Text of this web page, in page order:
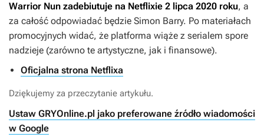
Warrior Nun zadebiutuje na Netflixie 2 lipca 2020 roku, a
za całość odpowiadać będzie Simon Barry. Po materiałach
promocyjnych widać, że platforma wiąże z serialem spore
nadzieje (zarówno te artystyczne, jak i finansowe).
Oficjalna strona Netflixa
Dziękujemy za przeczytanie artykułu.
Ustaw GRYOnline.pl jako preferowane źródło wiadomości
w Google